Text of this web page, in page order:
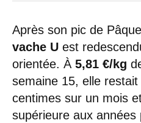
Après son pic de
vache U est
orientée. À 5,81 €/kg
semaine 15, elle
centimes sur un mois
supérieure aux